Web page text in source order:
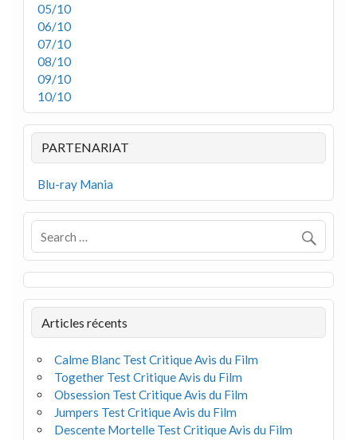
05/10
06/10
07/10
08/10
09/10
10/10
PARTENARIAT
Blu-ray Mania
Articles récents
Calme Blanc Test Critique Avis du Film
Together Test Critique Avis du Film
Obsession Test Critique Avis du Film
Jumpers Test Critique Avis du Film
Descente Mortelle Test Critique Avis du Film